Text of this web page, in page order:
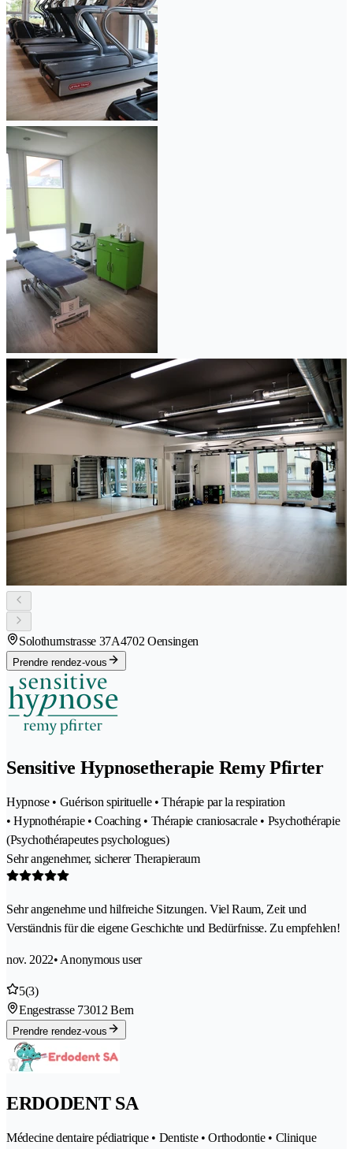
Solothurnstrasse 37A4702 Oensingen
Prendre rendez-vous
Sensitive Hypnosetherapie Remy Pfirter
Hypnose • Guérison spirituelle • Thérapie par la respiration
• Hypnothérapie • Coaching • Thérapie craniosacrale • Psychothérapie
(Psychothérapeutes psychologues)
Sehr angenehmer, sicherer Therapieraum
Sehr angenehme und hilfreiche Sitzungen. Viel Raum, Zeit und
Verständnis für die eigene Geschichte und Bedürfnisse. Zu empfehlen!
nov. 2022• Anonymous user
5(3)
Engestrasse 73012 Bern
Prendre rendez-vous
ERDODENT SA
Médecine dentaire pédiatrique • Dentiste • Orthodontie • Clinique